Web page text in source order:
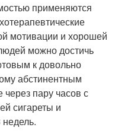
применяются
мотивации и хорошей
можно достичь
к довольно
абстинентным
пару часов с
сигареты и